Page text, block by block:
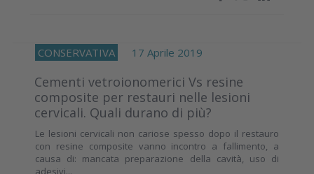
CONSERVATIVA 17 Aprile 2019
Cementi vetroionomerici Vs resine
composite per restauri nelle lesioni
cervicali. Quali durano di più?
Le lesioni cervicali non cariose spesso dopo il restauro
con resine composite vanno incontro a fallimento, a
causa di: mancata preparazione della cavità, uso di
adesivi...